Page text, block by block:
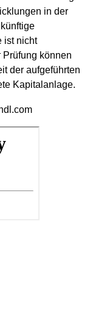
in der
ist nicht
Prüfung können
der aufgeführten
Kapitalanlage.